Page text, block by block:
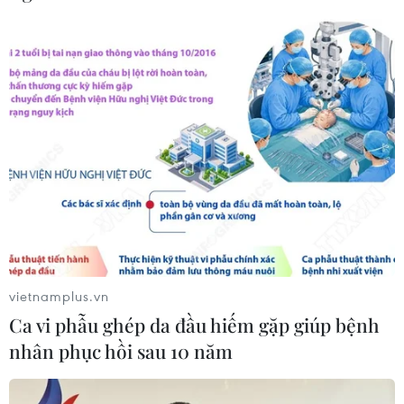
CƠ QUAN CHỦ QUẢN: THÔNG TẤN XÃ VIỆT NAM
Tổng Biên tập: TRẦN TIẾN DUẨN
Phó Tổng Biên tập: NGUYỄN THỊ TÁM, KHÚC THANH
THỦY
Sở hữu trí tuệ
Quy định sử dụng
RSS
vietnamplus.vn
Ca vi phẫu ghép da đầu hiếm gặp giúp bệnh
nhân phục hồi sau 10 năm